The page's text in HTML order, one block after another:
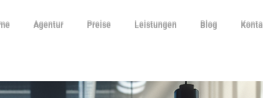
Agentur Preise Leistungen Blog
Agentur Preise Leistungen Blog